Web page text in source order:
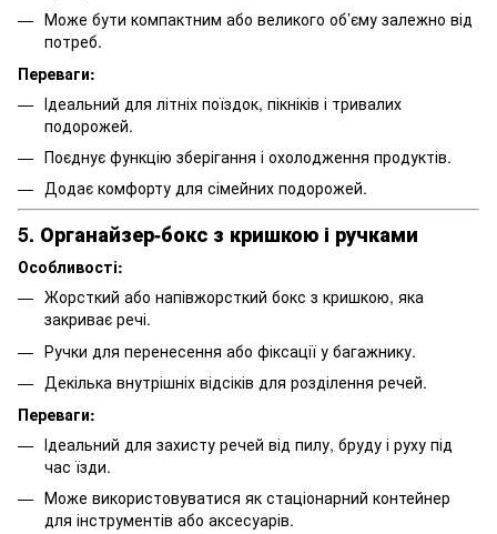
Може бути компактним або великого об’єму залежно від
потреб.
Переваги:
Ідеальний для літніх поїздок, пікніків і тривалих
подорожей.
Поєднує функцію зберігання і охолодження продуктів.
Додає комфорту для сімейних подорожей.
5. Органайзер-бокс з кришкою і ручками
Особливості:
Жорсткий або напівжорсткий бокс з кришкою, яка
закриває речі.
Ручки для перенесення або фіксації у багажнику.
Декілька внутрішніх відсіків для розділення речей.
Переваги:
Ідеальний для захисту речей від пилу, бруду і руху під
час їзди.
Може використовуватися як стаціонарний контейнер
для інструментів або аксесуарів.